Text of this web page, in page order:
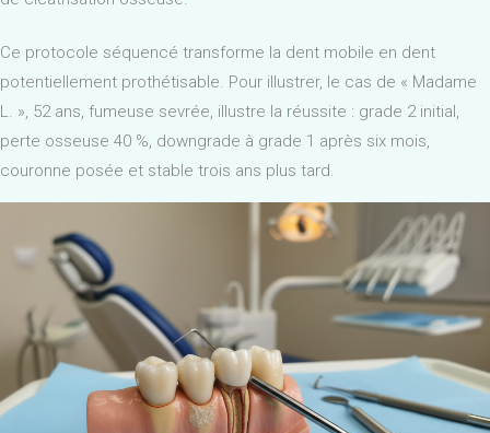
Ce protocole séquencé transforme la dent mobile en dent
potentiellement prothétisable. Pour illustrer, le cas de « Madame
L. », 52 ans, fumeuse sevrée, illustre la réussite : grade 2 initial,
perte osseuse 40 %, downgrade à grade 1 après six mois,
couronne posée et stable trois ans plus tard.